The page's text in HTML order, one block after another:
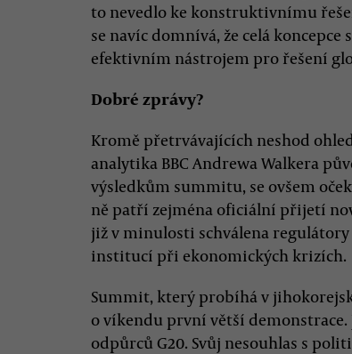
to nevedlo ke konstruktivnímu
se navíc domnívá, že celá
efektivním nástrojem pro řešení
Dobré zprávy?
Kromě přetrvávajících neshod
analytika BBC Andrewa Walkera
výsledkům summitu, se ovšem
ně patří zejména oficiální přijetí
již v minulosti schválena
institucí při ekonomických krizích.
Summit, který probíhá v
o víkendu první větší demonstrace.
odpůrců G20. Svůj nesouhlas s